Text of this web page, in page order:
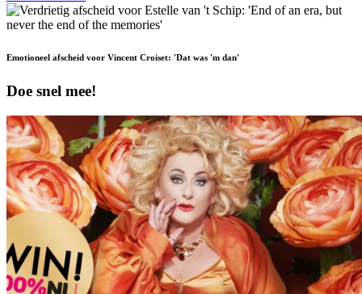
Emotioneel afscheid voor Vincent Croiset: 'Dat was 'm dan'
Doe snel mee!